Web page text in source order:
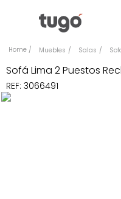
Muebles Salas
Sofá Lima 2 Puestos
REF: 3066491
Comedor
Escritorio
Sillas